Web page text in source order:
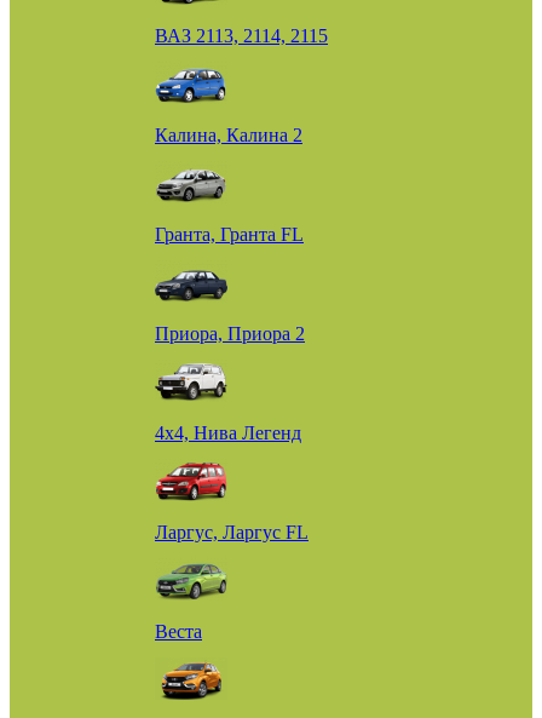
ВАЗ 2113, 2114, 2115
Калина, Калина 2
Гранта, Гранта FL
Приора, Приора 2
4х4, Нива Легенд
Ларгус, Ларгус FL
Веста